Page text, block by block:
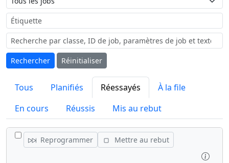
Étiquette
Rechercher
Réinitialiser
Tous Planifiés Réessayés
À la file
En cours
Réussis Mis au rebut
SÉLECTIONNER TOUS LES JOBS
Reprogrammer
Mettre au rebut